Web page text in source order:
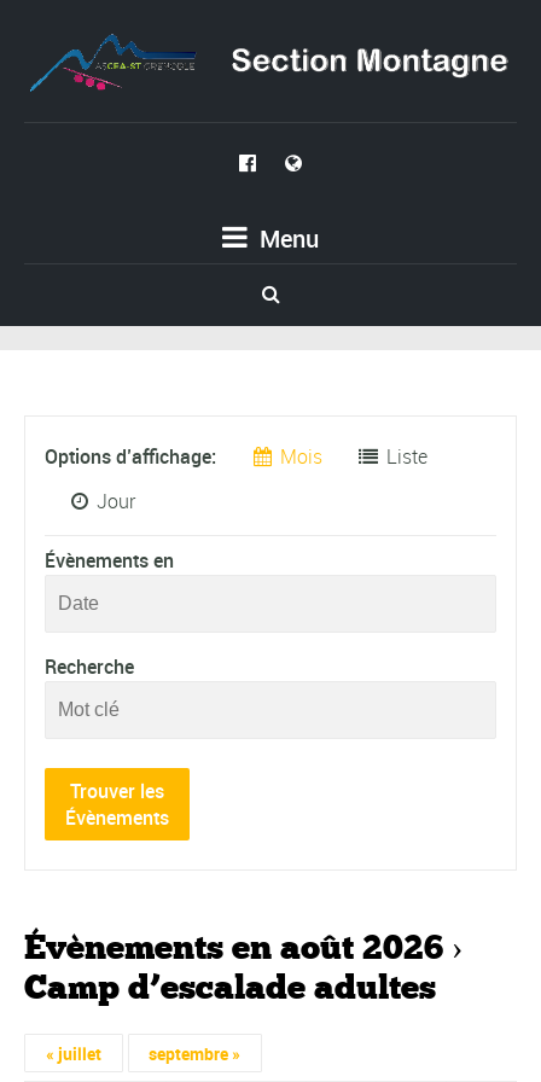
Menu
Navigation
par
l’affichage
des
évènements
Options d’affichage Mois
Liste
Jour
Évènements en
Recherche
Évènements en août 2026 ›
Camp d’escalade adultes
Navigation
« juillet septembre »